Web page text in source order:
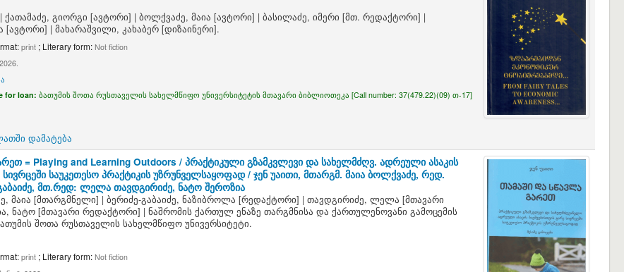
| ქათამაძე, გიორგი [ავტორი] | ბოლქვაძე, მაია [ავტორი] | ბასილაძე, იმერი [მთ. რედაქტორი] |
[ავტორი] | მახარაშვილი, კახაბერ[დიზაინერი].
print ; Literary form: Not fiction
for loan: ბათუმის შოთა რუსთაველის სახელმწიფო უნივერსიტეტის მთავარი ბიბლიოთეკა [Call number: 37(479.22)(09) თ-17]
დამატება
= Playing and Learning Outdoors / პრაქტიკული გზამკვლევი და სახელმძღვ. ადრეული ასაკის
სივრცეში საუკეთესო პრაქტიკის უზრუნველსაყოფად / ჯენ უაითი, მთარგმ. მაია ბოლქვაძე, რედ.
მთ.რედ: ლელა თავდგირიძე, ნატო შეროზია
მაია [მთარგმნელი] | ბერიძე-გაბაიძე, ნაზიბროლა [რედაქტორი] | თავდგირიძე, ლელა [მთავარი
ნატო[მთავარი რედაქტორი] | ნაშრომის ქართულ ენაზე თარგმნისა და ქართულენოვანი გამოცემის
შოთა რუსთაველის სახელმწიფო უნივერსიტეტი.
print ; Literary form: Not fiction